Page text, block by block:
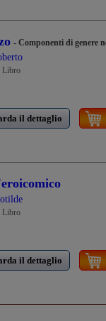
- Componenti di genere
Libro
il dettaglio
Libro
il dettaglio